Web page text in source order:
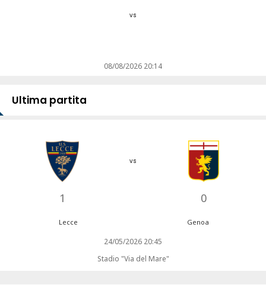
vs
08/08/2026 20:14
Ultima partita
1
vs
0
Lecce Genoa
24/05/2026 20:45
Stadio "Via del Mare"